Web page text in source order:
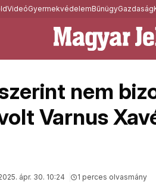
VideóGyermekvédelemBűnügyGazdaság
nem
Varnus
ápr. 30. 10:24 1 perces olvasmány